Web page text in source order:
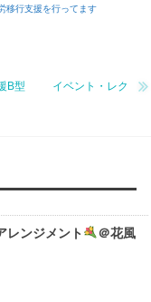
移行支援を行ってます
B型 イベント・レク
レンジメント ＠花風